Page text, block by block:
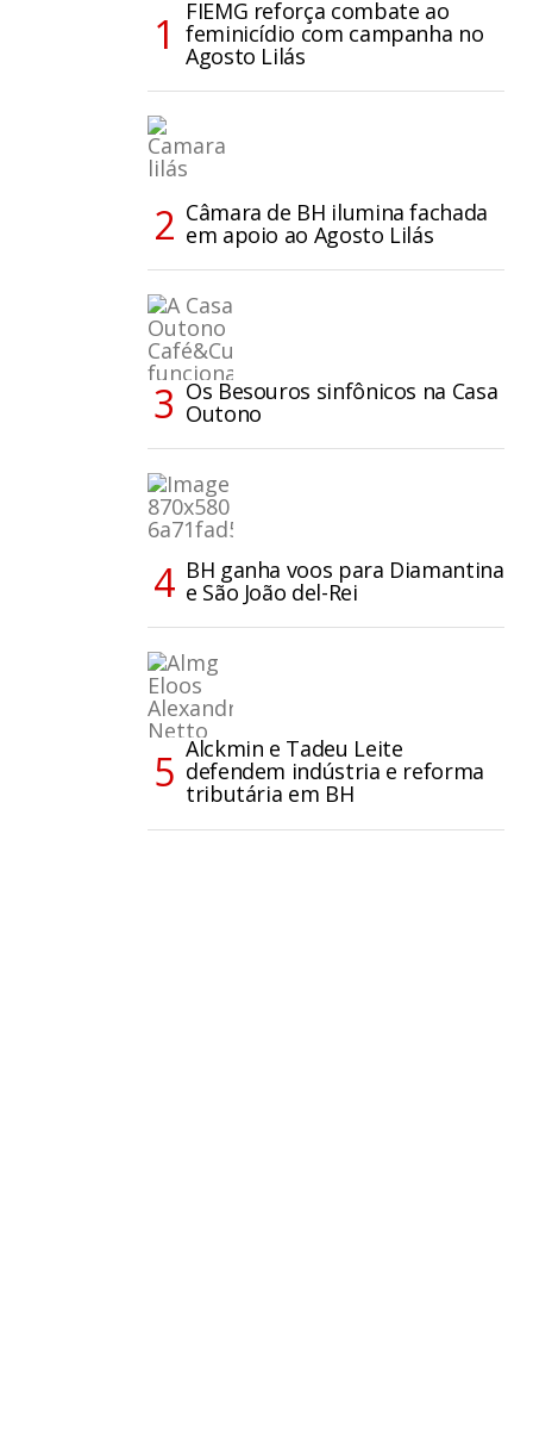
FIEMG reforça combate ao
feminicídio com campanha no
Agosto Lilás
Câmara de BH ilumina fachada
em apoio ao Agosto Lilás
Os Besouros sinfônicos na Casa
Outono
BH ganha voos para Diamantina
e São João del-Rei
Alckmin e Tadeu Leite
defendem indústria e reforma
tributária em BH